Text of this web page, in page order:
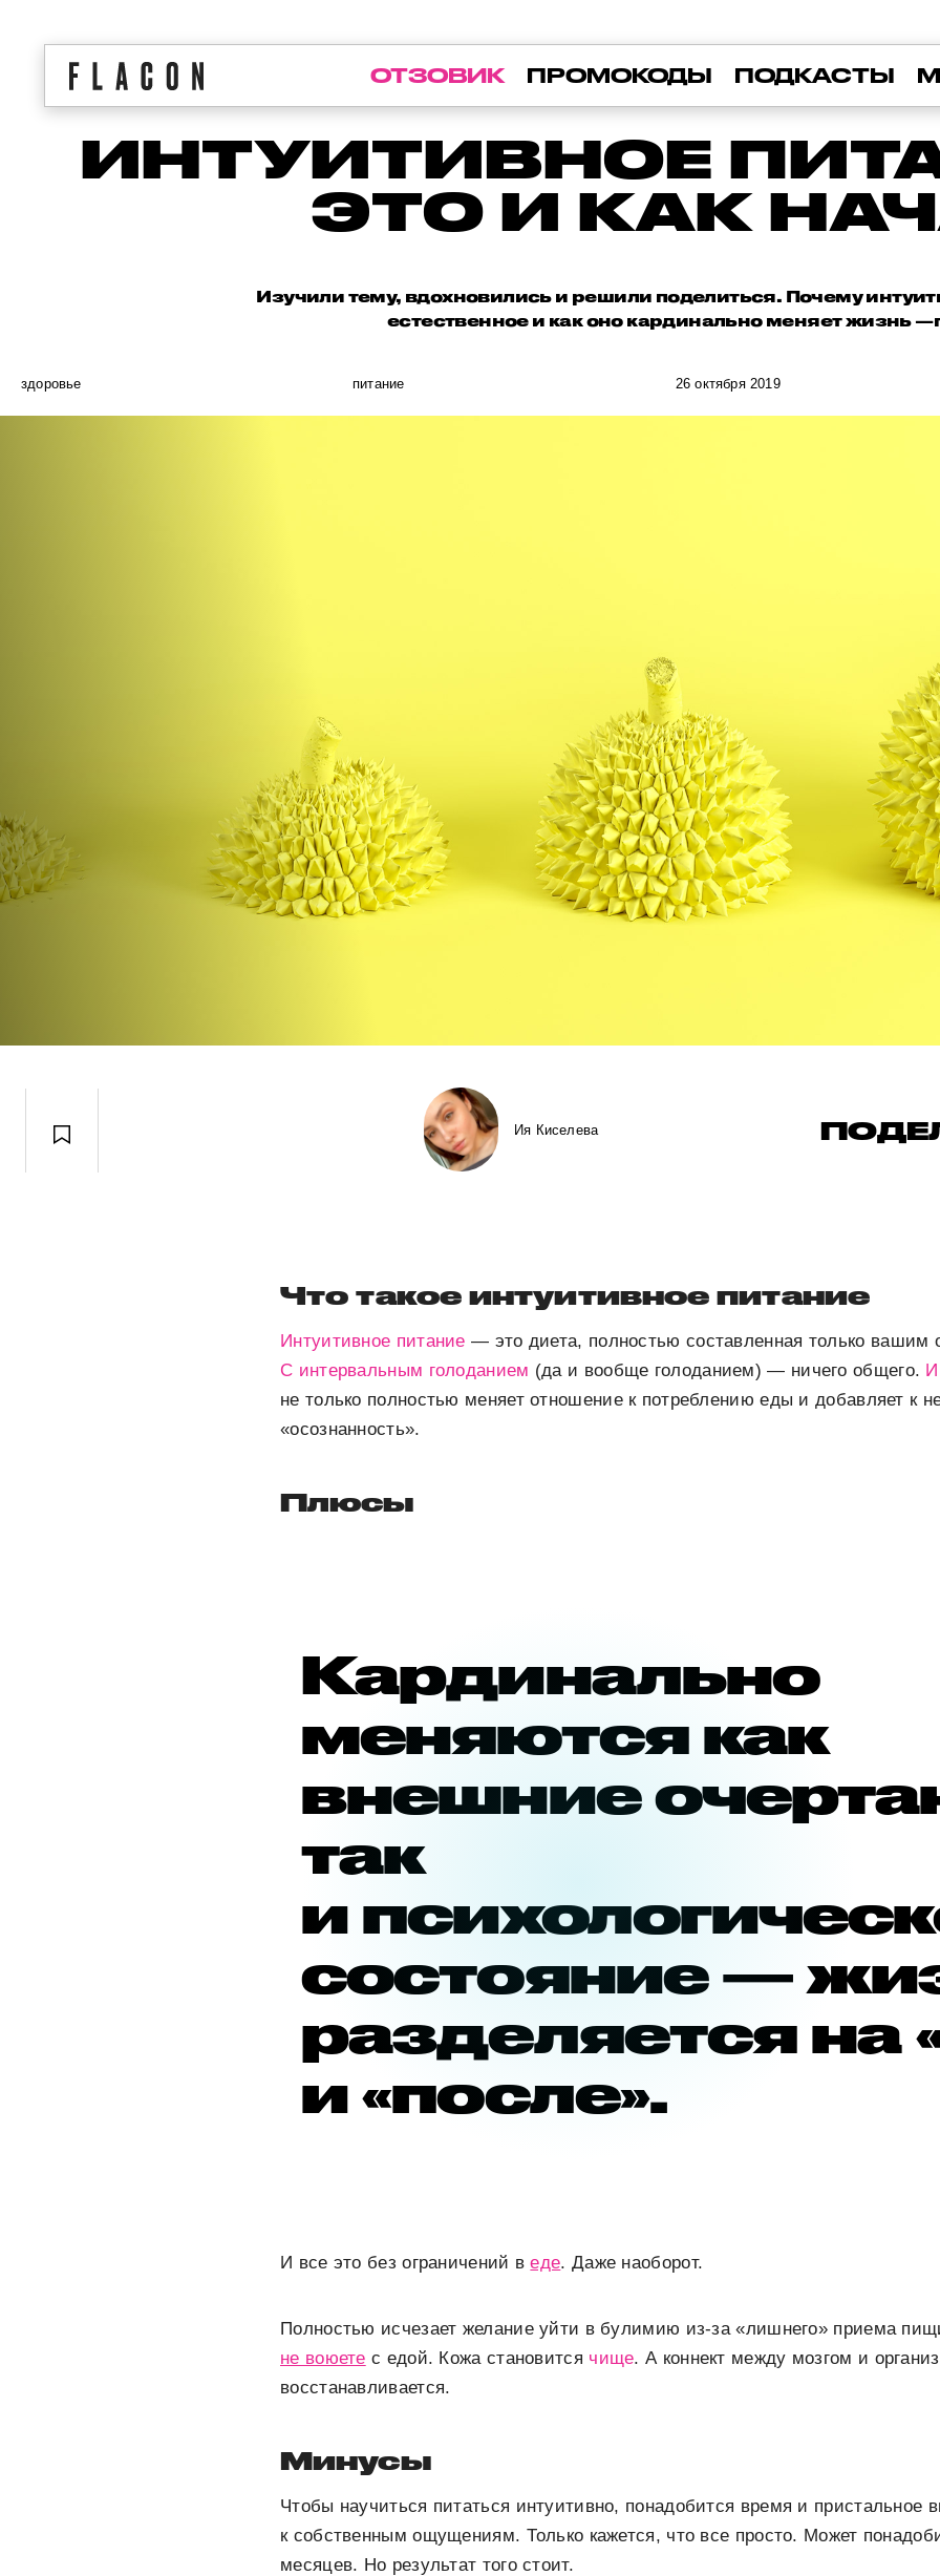
ОТЗОВИК ПРОМОКОДЫ ПОДКАСТЫ
ИНТУИТИВНОЕ
ЭТО И КАК
Изучили тему, вдохновились и решили поделиться. Почему
естественное и как оно кардинально меняет жизнь
здоровье питание 26 октября 2019
Ия Киселева
Что такое интуитивное питание
Интуитивное питание — это диета, полностью составленная только вашим
С интервальным голоданием (да и вообще голоданием) — ничего общего.
не только полностью меняет отношение к потреблению еды и добавляет к
«осознанность».
Плюсы
Кардинально
меняются как
внешние
так
и
состояние —
разделяется на
и «после».
И все это без ограничений веде. Даже наоборот.
Полностью исчезает желание уйти в булимию из-за «лишнего» приема
не воюете с едой. Кожа становится чище. А коннект между мозгом и
восстанавливается.
Минусы
Чтобы научиться питаться интуитивно, понадобится время и пристальное
к собственным ощущениям. Только кажется, что все просто. Может
месяцев. Но результат того стоит.